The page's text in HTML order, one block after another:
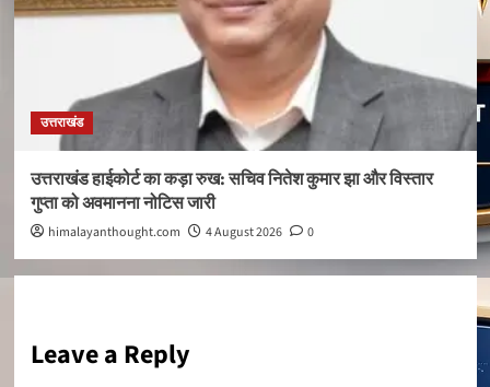
उत्तराखंड
उत्तराखंड हाईकोर्ट का कड़ा रुख: सचिव नितेश कुमार झा और विस्तार
गुप्ता को अवमानना नोटिस जारी
himalayanthought.com 4 August 2026 0
Leave a Reply